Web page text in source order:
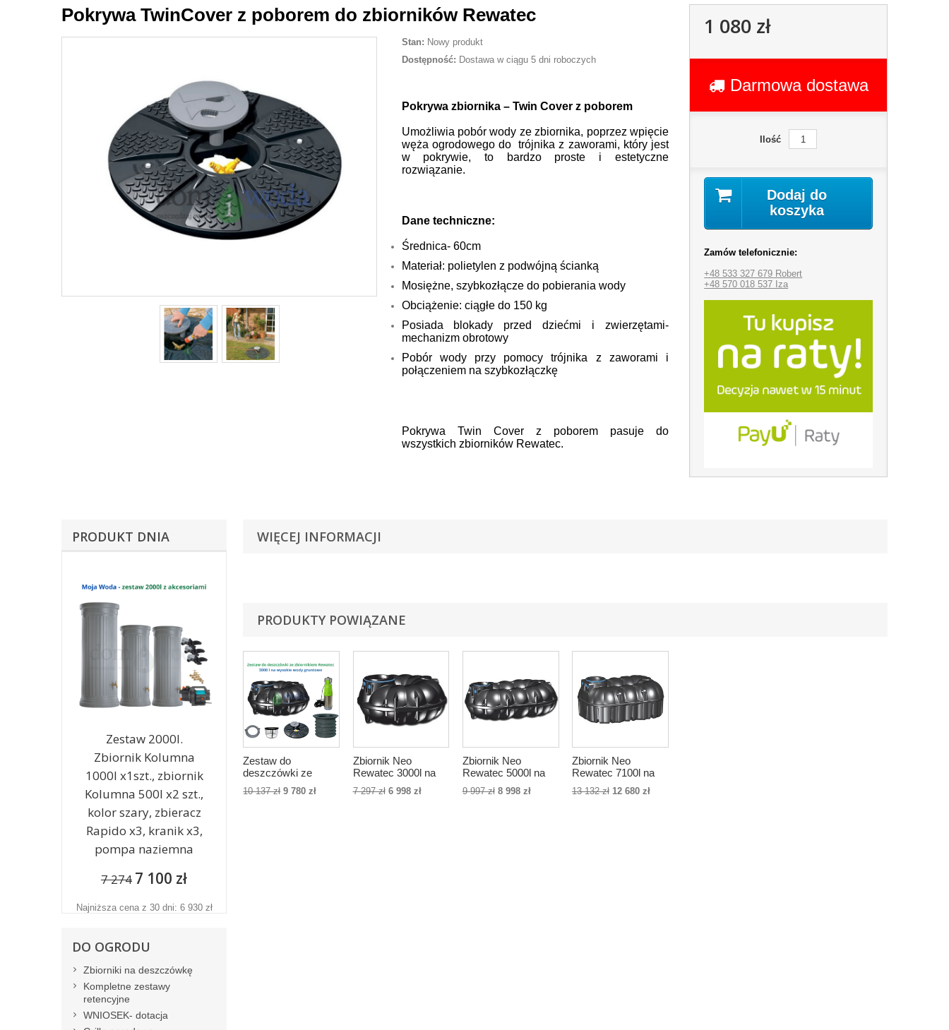
Pokrywa TwinCover z poborem do zbiorników Rewatec
Stan: Nowy produkt
Dostępność: Dostawa w ciągu 5 dni roboczych
Pokrywa zbiornika – Twin Cover z poborem
Umożliwia pobór wody ze zbiornika, poprzez wpięcie
węża ogrodowego do trójnika z zaworami, który jest
w pokrywie, to bardzo proste i estetyczne
rozwiązanie.
Dane techniczne:
Średnica- 60cm
Materiał: polietylen z podwójną ścianką
Mosiężne, szybkozłącze do pobierania wody
Obciążenie: ciągłe do 150 kg
Posiada blokady przed dziećmi i zwierzętami-
mechanizm obrotowy
Pobór wody przy pomocy trójnika z zaworami i
połączeniem na szybkozłączkę
Pokrywa Twin Cover z poborem pasuje do
wszystkich zbiorników Rewatec.
1 080 zł
Darmowa dostawa
Ilość
Dodaj do
koszyka
Zamów telefonicznie:
+48 533 327 679 Robert
+48 570 018 537 Iza
WIĘCEJ INFORMACJI
PRODUKTY POWIĄZANE
Zestaw do
deszczówki ze
zbiornikiem
Rewatec Neo 3000l
10 137 zł 9 780 zł
Zbiornik Neo
Rewatec 3000l na
wysokie wody
gruntowe
7 297 zł 6 998 zł
Zbiornik Neo
Rewatec 5000l na
wysokie wody
gruntowe
9 997 zł 8 998 zł
Zbiornik Neo
Rewatec 7100l na
wysokie wody
gruntowe
13 132 zł 12 680 zł
PRODUKT DNIA
Zestaw 2000l.
Zbiornik Kolumna
1000l x1szt., zbiornik
Kolumna 500l x2 szt.,
kolor szary, zbieracz
Rapido x3, kranik x3,
pompa naziemna
7 274 7 100 zł
Najniższa cena z 30 dni: 6 930 zł
DO OGRODU
Zbiorniki na deszczówkę
Kompletne zestawy
retencyjne
WNIOSEK- dotacja